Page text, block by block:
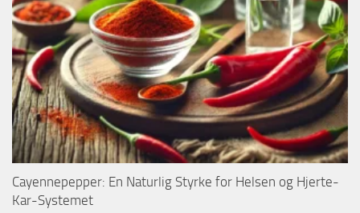
Cayennepepper: En Naturlig Styrke for Helsen og Hjerte-
Kar-Systemet